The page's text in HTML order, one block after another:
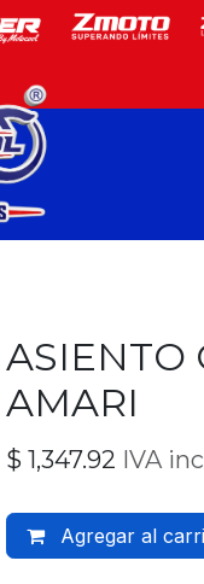
ASIENTO
AMARI
$ 1,347.92 IVA
Agregar al